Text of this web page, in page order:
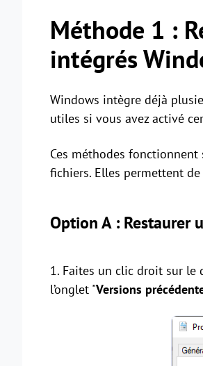
Méthode 1 :
intégrés
Windows intègre déjà
utiles si vous avez activé
Ces méthodes
fichiers. Elles permettent
Option A : Restaurer
1. Faites un clic droit sur le
l’onglet "Versions